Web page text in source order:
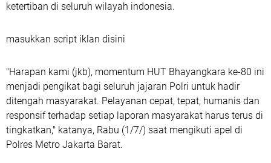
ketertiban di seluruh wilayah indonesia.
masukkan script iklan disini
"Harapan kami (jkb), momentum HUT Bhayangkara ke-80 ini
menjadi pengikat bagi seluruh jajaran Polri untuk hadir
ditengah masyarakat. Pelayanan cepat, tepat, humanis dan
responsif terhadap setiap laporan masyarakat harus terus di
tingkatkan," katanya, Rabu (1/7/) saat mengikuti apel di
Polres Metro Jakarta Barat.